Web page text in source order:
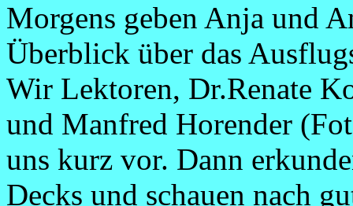
Morgens geben Anja und
Überblick über das
Wir Lektoren, Dr.Renate
und Manfred Horender
uns kurz vor. Dann
Decks und schauen nach